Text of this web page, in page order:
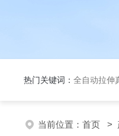
热门关键词： 全自动拉伸真空
当前位置： 首页 >